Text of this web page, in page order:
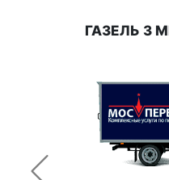
ГАЗЕЛЬ 3